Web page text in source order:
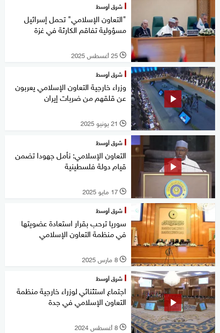
شرق أوسط
"التعاون الإسلامي" تحمل إسرائيل
مسؤولية تفاقم الكارثة في غزة
l 25 أغسطس 2025
شرق أوسط
وزراء خارجية التعاون الإسلامي يعربون
عن قلقهم من ضربات إيران
l 21 يونيو 2025
شرق أوسط
التعاون الإسلامي: نأمل جهودا تضمن
قيام دولة فلسطينية
l 17 مايو 2025
شرق أوسط
سوريا ترحب بقرار استعادة عضويتها
في منظمة التعاون الإسلامي
l 8 مارس 2025
شرق أوسط
اجتماع استثنائي لوزراء خارجية منظمة
التعاون الإسلامي في جدة
l 8 أغسطس 2024